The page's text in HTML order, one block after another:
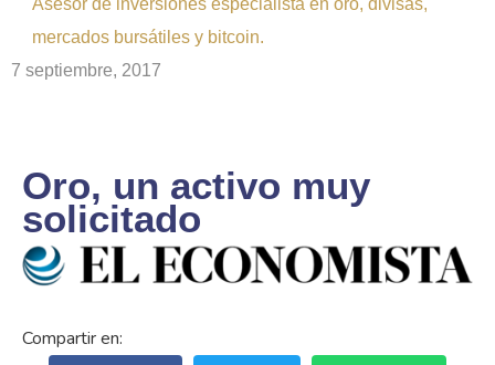
Asesor de inversiones especialista en oro, divisas,
mercados bursátiles y bitcoin.
7 septiembre, 2017
Oro, un activo muy
solicitado